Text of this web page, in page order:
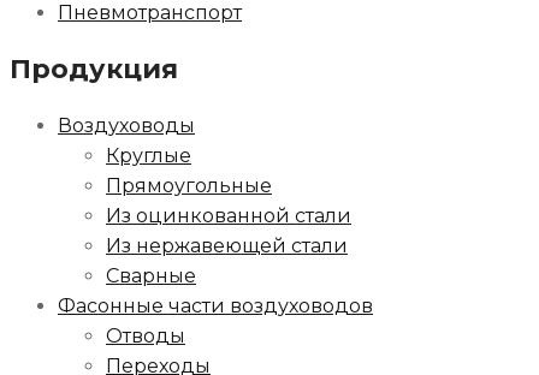
Пневмотранспорт
Продукция
Воздуховоды
Круглые
Прямоугольные
Из оцинкованной стали
Из нержавеющей стали
Сварные
Фасонные части воздуховодов
Отводы
Переходы